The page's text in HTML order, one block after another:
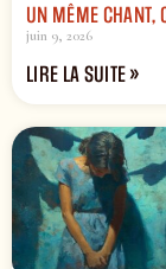
UN MÊME CHANT,
juin 9, 2026
LIRE LA SUITE »